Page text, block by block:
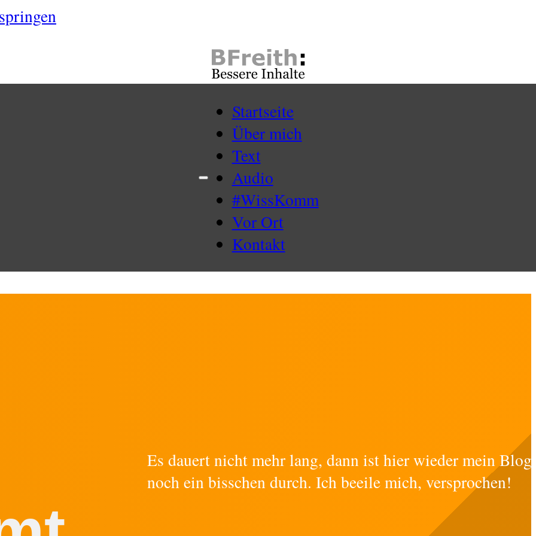
Startseite
Über mich
Text
Audio
#WissKomm
Vor Ort
Kontakt
Es dauert nicht mehr lang, dann ist hier wieder mein
noch ein bisschen durch. Ich beeile mich, versprochen!